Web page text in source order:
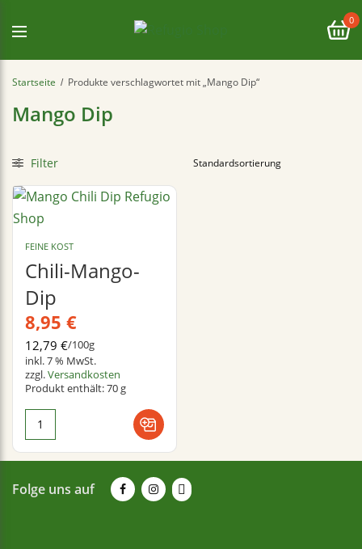
0
Startseite / Produkte verschlagwortet mit „Mango Dip“
Mango Dip
Filter
FEINE KOST
Chili-Mango-
Dip
8,95 €
12,79€/100g
inkl. 7 % MwSt.
zzgl.Versandkosten
Produkt enthält: 70g
Folge uns auf